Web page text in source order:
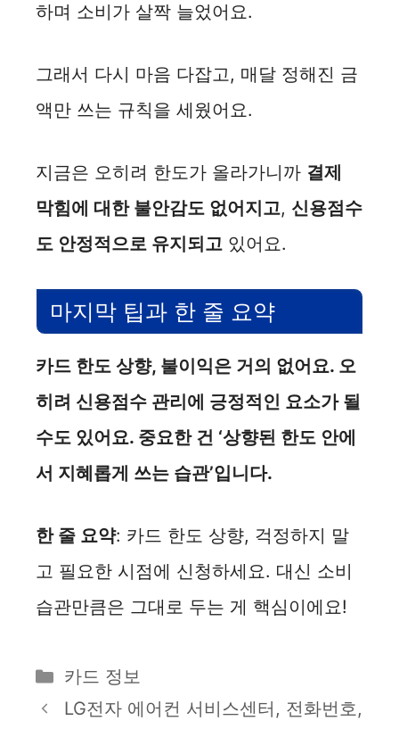
하며 소비가 살짝 늘었어요.
그래서 다시 마음 다잡고, 매달 정해진 금
액만 쓰는 규칙을 세웠어요.
지금은 오히려 한도가 올라가니까 결제
막힘에 대한 불안감도 없어지고, 신용점수
도 안정적으로 유지되고 있어요.
마지막 팁과 한 줄 요약
카드 한도 상향, 불이익은 거의 없어요. 오
히려 신용점수 관리에 긍정적인 요소가 될
수도 있어요. 중요한 건 ‘상향된 한도 안에
서 지혜롭게 쓰는 습관’입니다.
한 줄 요약: 카드 한도 상향, 걱정하지 말
고 필요한 시점에 신청하세요. 대신 소비
습관만큼은 그대로 두는 게 핵심이에요!
카
테
카드 정보
LG전자 에어컨 서비스센터, 전화번호,